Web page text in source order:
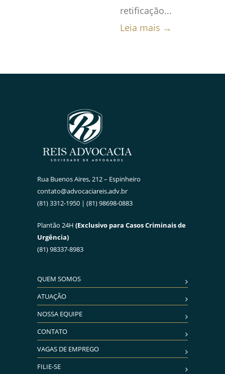
retificação...
Leia mais →
Rua Buenos Aires, 212 – Espinheiro
contato@advocaciareis.adv.br
(81) 3312-1950 | (81) 98698-0883
Plantão 24H (Exclusivo para Casos Criminais de
Urgência)
(81) 98337-8983
QUEM SOMOS
ATUAÇÃO
NOSSA EQUIPE
CONTATO
VAGAS DE EMPREGO
FILIE-SE